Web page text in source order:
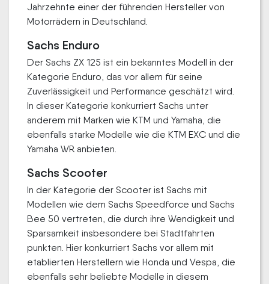
Jahrzehnte einer der führenden Hersteller von
Motorrädern in Deutschland.
Sachs Enduro
Der Sachs ZX 125 ist ein bekanntes Modell in der
Kategorie Enduro, das vor allem für seine
Zuverlässigkeit und Performance geschätzt wird.
In dieser Kategorie konkurriert Sachs unter
anderem mit Marken wie KTM und Yamaha, die
ebenfalls starke Modelle wie die KTM EXC und die
Yamaha WR anbieten.
Sachs Scooter
In der Kategorie der Scooter ist Sachs mit
Modellen wie dem Sachs Speedforce und Sachs
Bee 50 vertreten, die durch ihre Wendigkeit und
Sparsamkeit insbesondere bei Stadtfahrten
punkten. Hier konkurriert Sachs vor allem mit
etablierten Herstellern wie Honda und Vespa, die
ebenfalls sehr beliebte Modelle in diesem